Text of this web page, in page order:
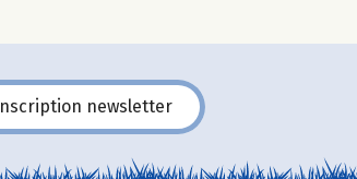
Inscription newsletter